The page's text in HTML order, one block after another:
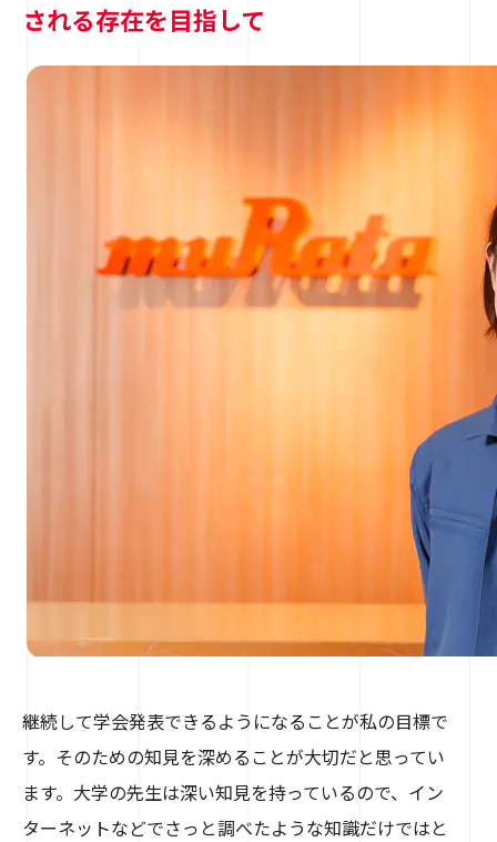
される存在を目指して
継続して学会発表できるようになることが私の目標で
す。そのための知見を深めることが大切だと思ってい
ます。大学の先生は深い知見を持っているので、イン
ターネットなどでさっと調べたような知識だけではと